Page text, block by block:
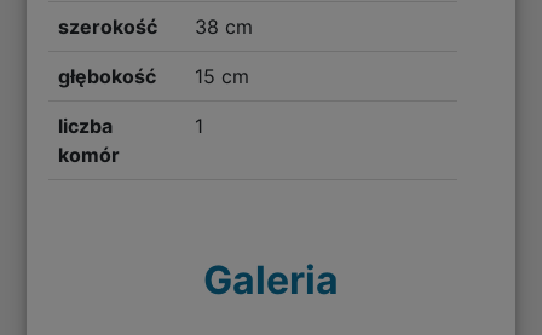
szerokość 38 cm
głębokość 15 cm
liczba
komór
1
Galeria